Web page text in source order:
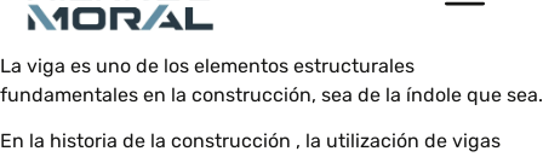
La viga es uno de los elementos estructurales
fundamentales en la construcción, sea de la índole que sea.
En la historia de la construcción , la utilización de vigas